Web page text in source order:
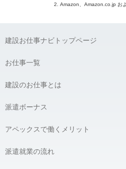
2. Amazon、Amazon.co.jp お
建設お仕事ナビトップページ
お仕事一覧
建設のお仕事とは
派遣ボーナス
アペックスで働くメリット
派遣就業の流れ